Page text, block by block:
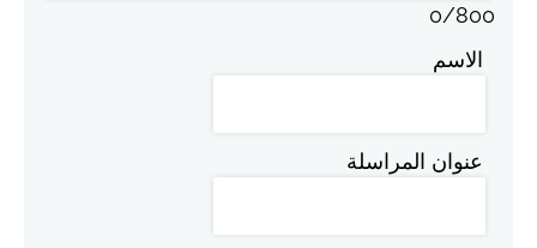
0/800
الاسم
عنوان المراسلة